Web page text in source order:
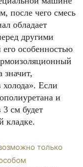
после чего смесь
обладает
другими
особенностью
холода». Если
и
см будет
кладке.